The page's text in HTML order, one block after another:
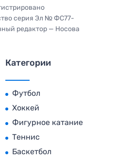
серия Эл № ФС77-
редактор — Носова
Категории
Футбол
Хоккей
Фигурное катание
Теннис
Баскетбол